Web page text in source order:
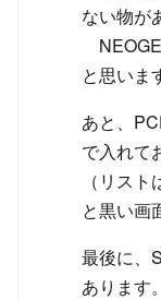
ない物が
と思いま
あと、
で入れて
（リス
と黒い画
最後に、
あります